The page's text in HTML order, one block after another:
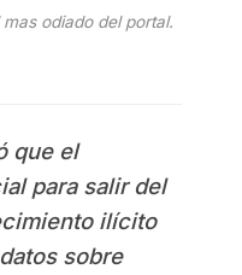
odiado del portal.
que el
para salir del
ilícito
sobre